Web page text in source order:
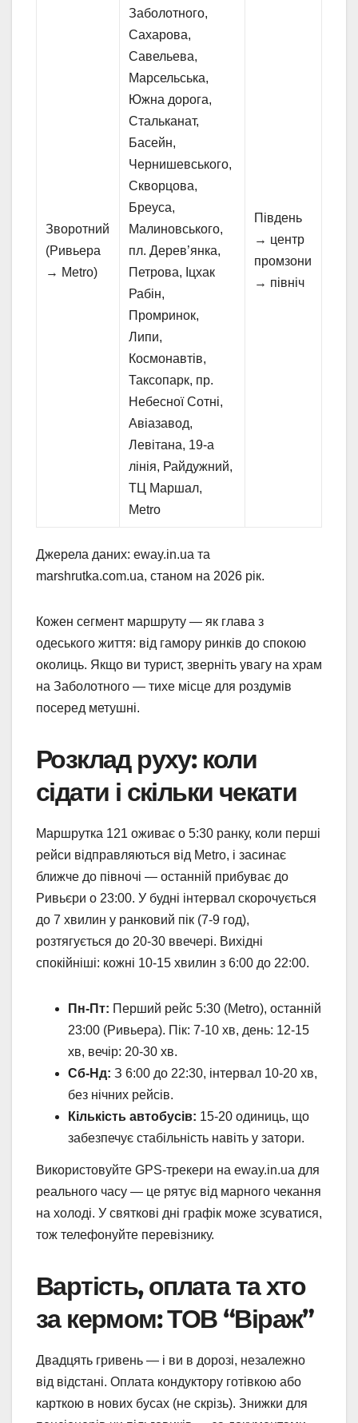
Зворотний
(Ривьера
→ Metro)
Заболотного,
Сахарова,
Савельева,
Марсельська,
Южна дорога,
Стальканат,
Басейн,
Чернишевського,
Скворцова,
Бреуса,
Малиновського,
пл. Дерев’янка,
Петрова, Іцхак
Рабін,
Промринок,
Липи,
Космонавтів,
Таксопарк, пр.
Небесної Сотні,
Авіазавод,
Левітана, 19-а
лінія, Райдужний,
ТЦ Маршал,
Metro
Південь
→ центр
промзони
→ північ
Джерела даних: eway.in.ua та
marshrutka.com.ua, станом на 2026 рік.
Кожен сегмент маршруту — як глава з
одеського життя: від гамору ринків до спокою
околиць. Якщо ви турист, зверніть увагу на храм
на Заболотного — тихе місце для роздумів
посеред метушні.
Розклад руху: коли
сідати і скільки чекати
Маршрутка 121 оживає о 5:30 ранку, коли перші
рейси відправляються від Metro, і засинає
ближче до півночі — останній прибуває до
Ривьєри о 23:00. У будні інтервал скорочується
до 7 хвилин у ранковий пік (7-9 год),
розтягується до 20-30 ввечері. Вихідні
спокійніші: кожні 10-15 хвилин з 6:00 до 22:00.
Пн-Пт: Перший рейс 5:30 (Metro), останній
23:00 (Ривьера). Пік: 7-10 хв, день: 12-15
хв, вечір: 20-30 хв.
Сб-Нд: З 6:00 до 22:30, інтервал 10-20 хв,
без нічних рейсів.
Кількість автобусів: 15-20 одиниць, що
забезпечує стабільність навіть у затори.
Використовуйте GPS-трекери на eway.in.ua для
реального часу — це рятує від марного чекання
на холоді. У святкові дні графік може зсуватися,
тож телефонуйте перевізнику.
Вартість, оплата та хто
за кермом: ТОВ “Віраж”
Двадцять гривень — і ви в дорозі, незалежно
від відстані. Оплата кондуктору готівкою або
карткою в нових бусах (не скрізь). Знижки для